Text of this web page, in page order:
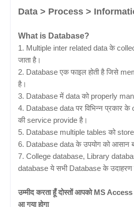
Data > Process >
What is Database?
1. Multiple inter related data के
जाता है।
2. Database एक फाइल होती है जिसे
है।
3. Database में data को properly
4. Database data पर विभिन्न प्रकार
की service provide है।
5. Database multiple tables को store
6. Database data के उपयोग को आसान
7. College database, Library
database ये सभी Database के उदाहरण
उम्मीद करता हूँ दोस्तों आपको MS
आ गया होगा